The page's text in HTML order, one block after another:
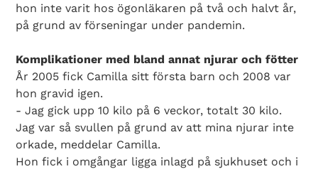
hon inte varit hos ögonläkaren på två och halvt år,
på grund av förseningar under pandemin.
Komplikationer med bland annat njurar och fötter
År 2005 fick Camilla sitt första barn och 2008 var
hon gravid igen.
- Jag gick upp 10 kilo på 6 veckor, totalt 30 kilo.
Jag var så svullen på grund av att mina njurar inte
orkade, meddelar Camilla.
Hon fick i omgångar ligga inlagd på sjukhuset och i